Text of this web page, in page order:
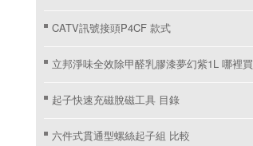
CATV訊號接頭P4CF 款式
立邦淨味全效除甲醛乳膠漆夢幻紫1L 哪裡買
起子快速充磁脫磁工具 目錄
六件式貫通型螺絲起子組 比較